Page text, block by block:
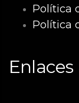
Política
Política
Enlaces